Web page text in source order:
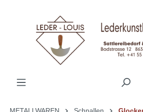
METALLWAREN Schnallen